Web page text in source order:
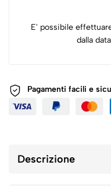
E' possibile
dalla
Pagamenti facili e
Descrizione